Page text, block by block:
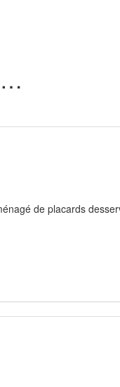
9 appartements en location dans l'Orne (61)
de placards